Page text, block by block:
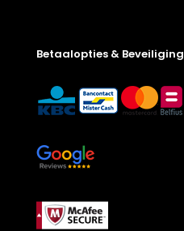
Betaalopties & Beveiliging